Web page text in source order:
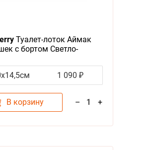
Туалет-лоток Аймак
с бортом Светло-
1 090 ₽
В корзину – 1 +